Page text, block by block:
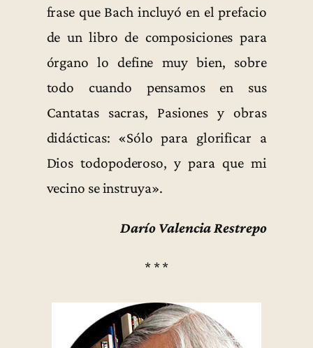
frase que Bach incluyó en el prefacio
de un libro de composiciones para
órgano lo define muy bien, sobre
todo cuando pensamos en sus
Cantatas sacras, Pasiones y obras
didácticas: «Sólo para glorificar a
Dios todopoderoso, y para que mi
vecino se instruya».
Darío Valencia Restrepo
* * *